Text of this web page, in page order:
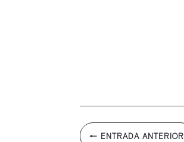
← ENTRADA ANTERIOR